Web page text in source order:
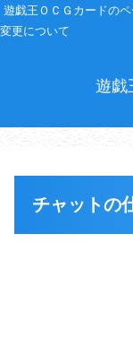
遊戯王ＯＣＧカードのペ
変更について
遊戯
チャットの